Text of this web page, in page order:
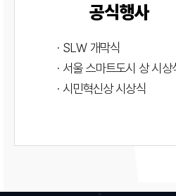
공식행사
· SLW 개막식
· 서울 스마트도시 상 시상
· 시민혁신상 시상식